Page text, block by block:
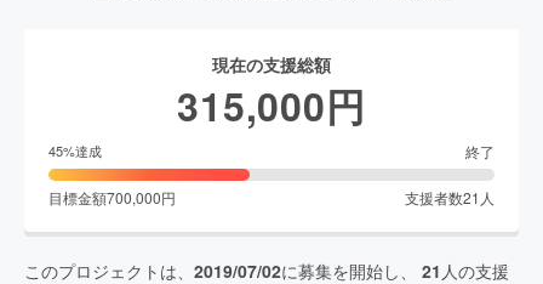
現在の支援総額
315,000円
45%達成 終了
目標金額700,000円 支援者数21 人
このプロジェクトは、 2019/07/02に募集を開始し、 21 人の支援